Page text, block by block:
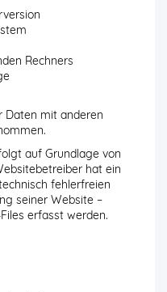
Rechners
Daten mit anderen
auf Grundlage von
hat ein
fehlerfreien
seiner Website –
erfasst werden.